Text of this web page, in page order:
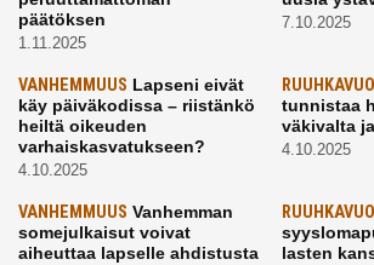
päätöksen
1.11.2025
7.10.2025
VANHEMMUUS Lapseni eivät
käy päiväkodissa – riistänkö
heiltä oikeuden
varhaiskasvatukseen?
4.10.2025
tunnistaa
väkivalta
4.10.2025
VANHEMMUUS Vanhemman
somejulkaisut voivat
aiheuttaa lapselle ahdistusta
lasten